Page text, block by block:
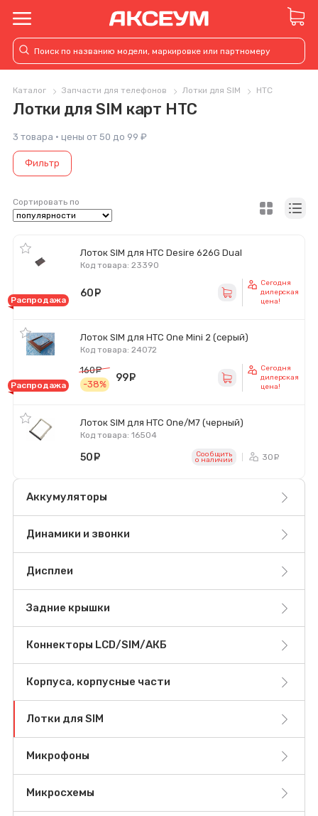
Каталог Запчасти для телефонов Лотки для SIM HTC
Лотки для SIM карт HTC
3 товара · цены от 50 до 99 ₽
Фильтр
Сортировать по
Лоток SIM для HTC Desire 626G Dual
Код товара: 23390
Распродажа
60
Сегодня
дилерская
цена!
Лоток SIM для HTC One Mini 2 (серый)
Код товара: 24072
Распродажа
160
руб.
-38%
99
Сегодня
дилерская
цена!
Лоток SIM для HTC One/M7 (черный)
Код товара: 16504
50 Сообщить
o наличии 30
Аккумуляторы
Динамики и звонки
Дисплеи
Задние крышки
Коннекторы LCD/SIM/АКБ
Корпуса, корпусные части
Лотки для SIM
Микрофоны
Микросхемы